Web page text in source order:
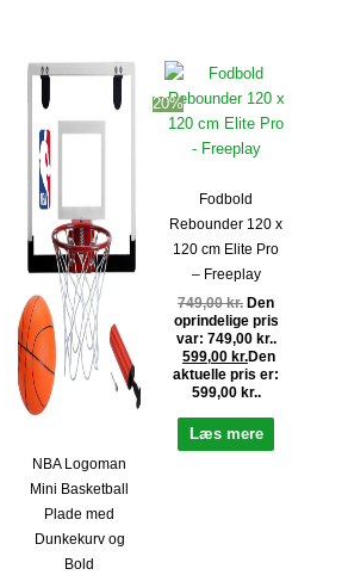
NBA Logoman
Mini Basketball
Plade med
Dunkekurv og
Bold
20%
Fodbold
Rebounder 120 x
120 cm Elite Pro
– Freeplay
749,00kr. Den
oprindelige pris
var: 749,00 kr..
599,00 kr.Den
aktuelle pris er:
599,00 kr..
Læs mere